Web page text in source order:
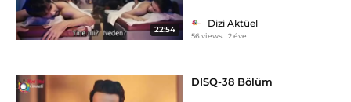
22:54
Dizi Aktüel
56 views 2 éve
DISQ-38 Bölüm